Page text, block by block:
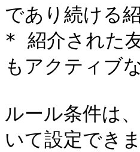
であり続ける
* 紹介された
もアクティブ
ルール条件は
いて設定でき